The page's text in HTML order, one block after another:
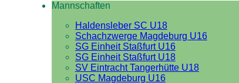
Mannschaften
Haldensleber SC U18
Schachzwerge Magdeburg U16
SG Einheit Staßfurt U16
SG Einheit Staßfurt U18
SV Eintracht Tangerhütte U18
USC Magdeburg U16